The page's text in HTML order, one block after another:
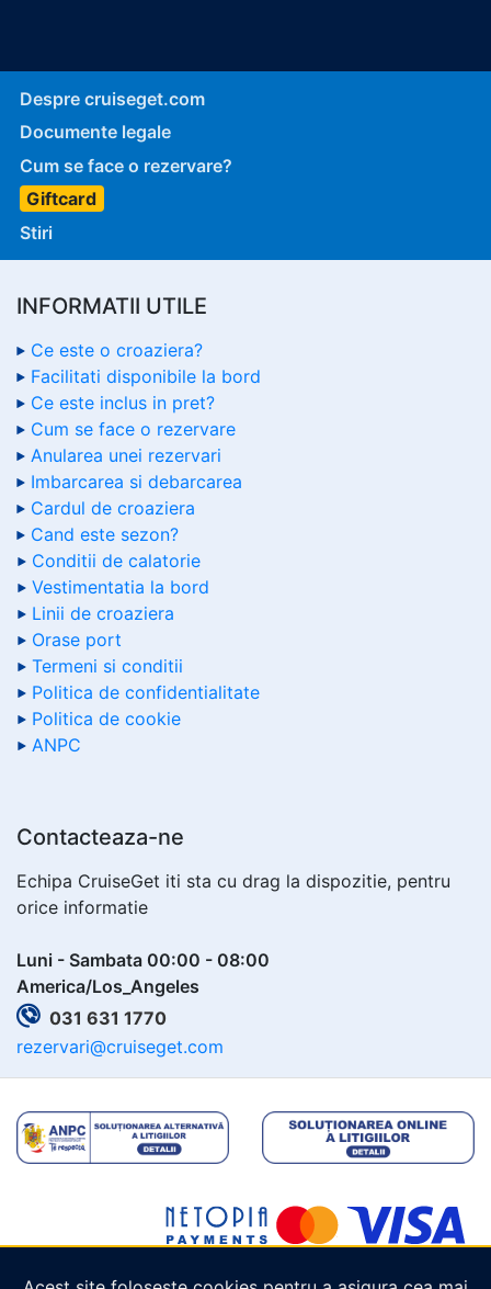
Despre cruiseget.com
Documente legale
Cum se face o rezervare?
Giftcard
Stiri
INFORMATII UTILE
Ce este o croaziera?
Facilitati disponibile la bord
Ce este inclus in pret?
Cum se face o rezervare
Anularea unei rezervari
Imbarcarea si debarcarea
Cardul de croaziera
Cand este sezon?
Conditii de calatorie
Vestimentatia la bord
Linii de croaziera
Orase port
Termeni si conditii
Politica de confidentialitate
Politica de cookie
ANPC
Contacteaza-ne
Echipa CruiseGet iti sta cu drag la dispozitie, pentru
orice informatie
Luni - Sambata 00:00 - 08:00
America/Los_Angeles
031 631 1770
rezervari@cruiseget.com